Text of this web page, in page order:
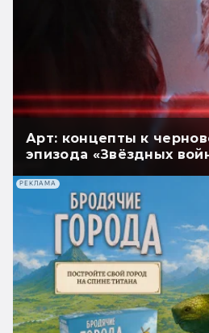
Арт: концепты к
эпизода «Звёздных
РЕКЛАМА